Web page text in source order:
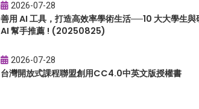
2026-07-28
善用 AI 工具，打造高效率學術生活──10 大大學生與
AI 幫手推薦 ! (20250825)
2026-07-28
台灣開放式課程聯盟創用CC4.0中英文版授權書